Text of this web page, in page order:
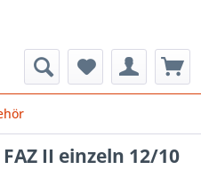
II einzeln 12/10